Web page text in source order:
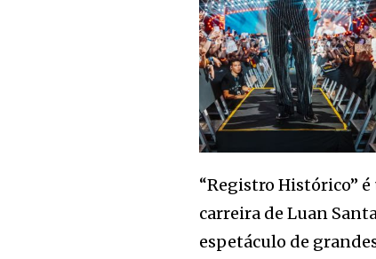
“Registro Histórico”
carreira de Luan
espetáculo de